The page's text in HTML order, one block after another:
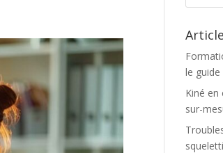
le guide
Kiné en
sur-